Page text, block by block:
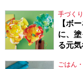
手づくり
【ボ
に、
る元
ごはん